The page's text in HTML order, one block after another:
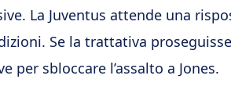
La Juventus attende una
Se la trattativa
per sbloccare l’assalto a Jones.